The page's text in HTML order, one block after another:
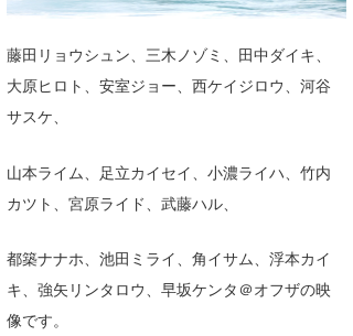
藤田リョウシュン、三木ノゾミ、田中ダイキ、
大原ヒロト、安室ジョー、西ケイジロウ、河谷
サスケ、
山本ライム、足立カイセイ、小濃ライハ、竹内
カツト、宮原ライド、武藤ハル、
都築ナナホ、池田ミライ、角イサム、浮本カイ
キ、強矢リンタロウ、早坂ケンタ＠オフザの映
像です。
伊豆
四国
沖縄
ルール＆How to
VOTE!
サーファーズ